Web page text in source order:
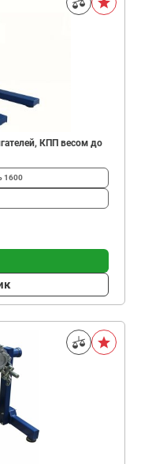
КПП весом до
1600